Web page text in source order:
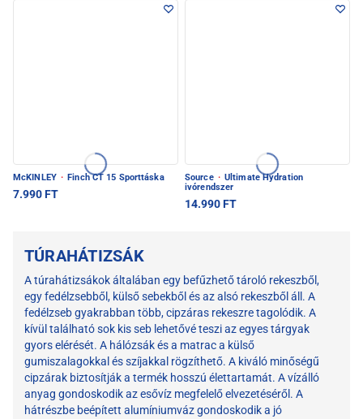
McKINLEY · Finch CT 15 Sporttáska
7.990 FT
Source · Ultimate Hydration
ivórendszer
14.990 FT
TÚRAHÁTIZSÁK
A túrahátizsákok általában egy befűzhető tároló rekeszből,
egy fedélzsebből, külső sebekből és az alsó rekeszből áll. A
fedélzseb gyakrabban több, cipzáras rekeszre tagolódik. A
kívül található sok kis seb lehetővé teszi az egyes tárgyak
gyors elérését. A hálózsák és a matrac a külső
gumiszalagokkal és szíjakkal rögzíthető. A kiváló minőségű
cipzárak biztosítják a termék hosszú élettartamát. A vízálló
anyag gondoskodik az esővíz megfelelő elvezetéséről. A
hátrészbe beépített alumíniumváz gondoskodik a jó